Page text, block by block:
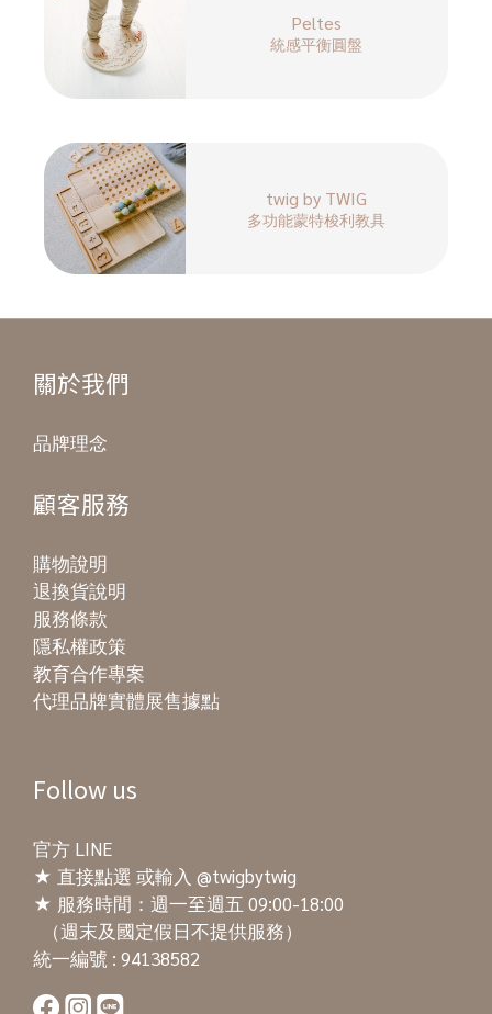
Peltes
統感平衡圓盤
twig by TWIG
多功能蒙特梭利教具
關於我們
品牌理念
顧客服務
購物說明
退換貨說明
服務條款
隱私權政策
教育合作專案
代理品牌實體展售據點
Follow us
官方 LINE
★ 直接點選 或輸入 @twigbytwig
★ 服務時間：週一至週五 09:00-18:00
（週末及國定假日不提供服務）
統一編號 : 94138582